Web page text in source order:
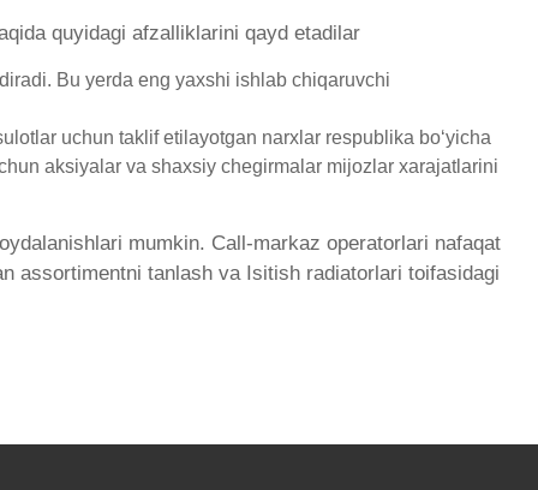
quyidagi afzalliklarini qayd etadilar
Bu yerda eng yaxshi ishlab chiqaruvchi
uchun taklif etilayotgan narxlar respublika bo‘yicha
aksiyalar va shaxsiy chegirmalar mijozlar xarajatlarini
mumkin. Call-markaz operatorlari nafaqat
assortimentni tanlash va Isitish radiatorlari toifasidagi